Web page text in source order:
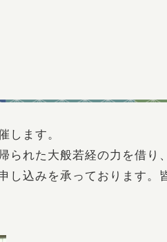
ます。
られた大般若経の力を借り
し込みを承っております。